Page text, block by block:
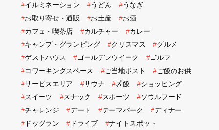
#イルミネーション #うどん #うなぎ
#お取り寄せ・通販 #お土産 #お酒
#カフェ・喫茶店 #カルチャー #カレー
#キャンプ・グランピング #クリスマス #グルメ
#ゲストハウス #ゴールデンウイーク #ゴルフ
#コワーキングスペース #ご当地ポスト #ご飯のお供
#サービスエリア #サウナ #〆飯 #ショッピング
#スイーツ #スナック #スポーツ #ソウルフード
#チャレンジ #デート #テーマパーク #ディナー
#ドッグラン #ドライブ #ナイトスポット